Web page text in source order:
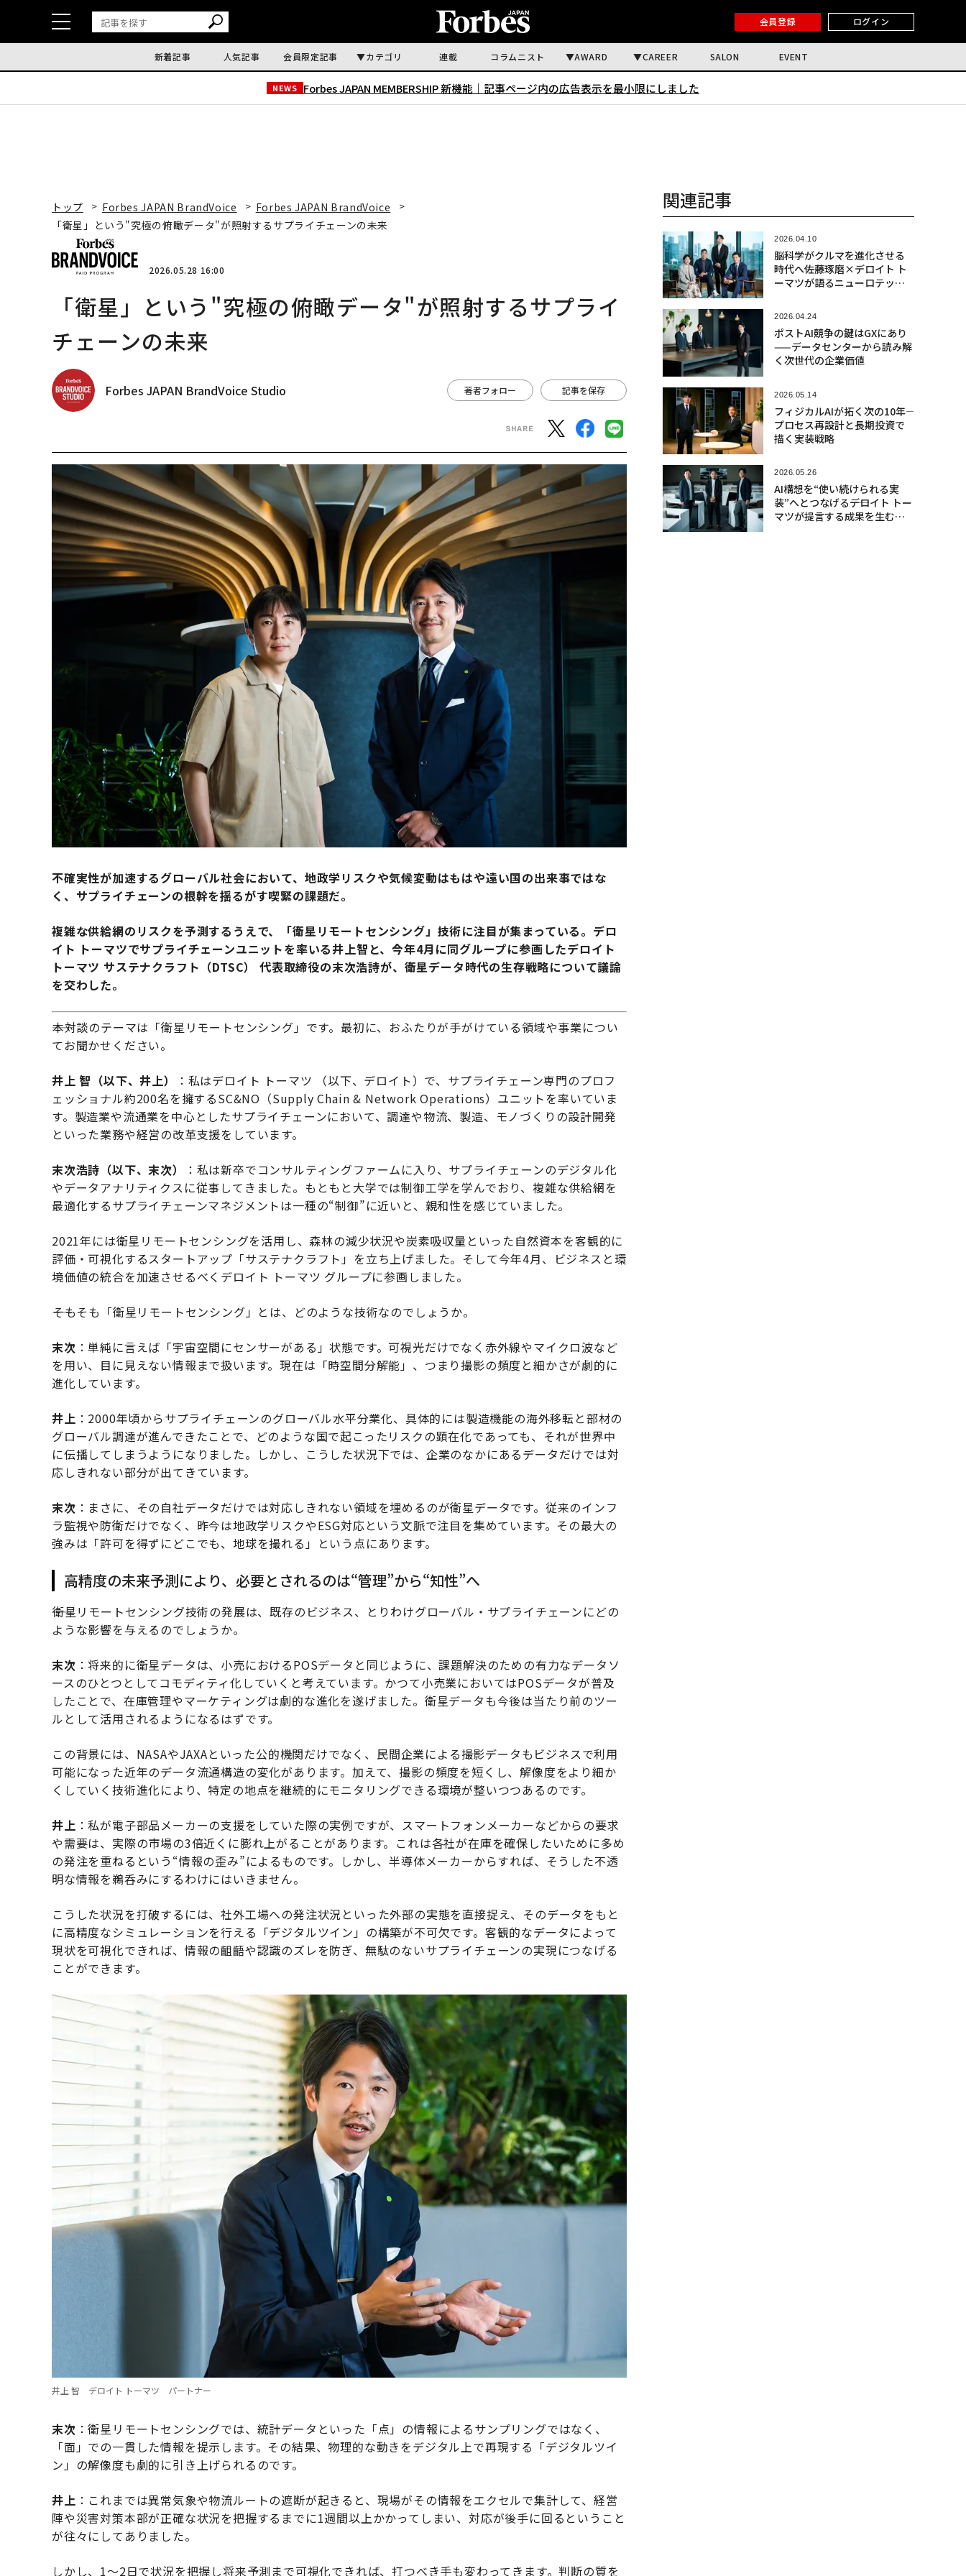
会員登録 ログイン
新着記事 人気記事 会員限定記事 カテゴリ 連載 コラムニスト AWARD CAREER SALON EVENT
NEWS Forbes JAPAN MEMBERSHIP 新機能｜ 記事ページ内の広告表示を最小限にしました
トップ Forbes JAPAN BrandVoice
Forbes JAPAN BrandVoice
「衛星」という"究極の俯瞰データ"が照射するサプライチェーンの未来
2026.05.28 16:00
「衛星」という"究極の俯瞰データ"が照射するサプライ
チェーンの未来
Forbes JAPAN BrandVoice Studio 著者フォロー 記事を保存
不確実性が加速するグローバル社会において、地政学リスクや気候変動はもはや遠い国の出来事ではな
く、サプライチェーンの根幹を揺るがす喫緊の課題だ。
複雑な供給網のリスクを予測するうえで、「衛星リモートセンシング」技術に注目が集まっている。デロ
イト トーマツでサプライチェーンユニットを率いる井上智と、今年4月に同グループに参画したデロイト
トーマツ サステナクラフト（DTSC） 代表取締役の末次浩詩が、衛星データ時代の生存戦略について議論
を交わした。
――本対談のテーマは「衛星リモートセンシング」です。最初に、おふたりが手がけている領域や事業につい
てお聞かせください。
井上 智（以下、井上）
：私はデロイト トーマツ （以下、デロイト）で、サプライチェーン専門のプロフ
ェッショナル約200名を擁するSC&NO（Supply Chain & Network Operations）ユニットを率いていま
す。製造業や流通業を中心としたサプライチェーンにおいて、調達や物流、製造、モノづくりの設計開発
といった業務や経営の改革支援をしています。
末次浩詩（以下、末次）
：私は新卒でコンサルティングファームに入り、サプライチェーンのデジタル化
やデータアナリティクスに従事してきました。もともと大学では制御工学を学んでおり、複雑な供給網を
最適化するサプライチェーンマネジメントは一種の“制御”に近いと、親和性を感じていました。
2021年には衛星リモートセンシングを活用し、森林の減少状況や炭素吸収量といった自然資本を客観的に
評価・可視化するスタートアップ「サステナクラフト」を立ち上げました。そして今年4月、ビジネスと環
境価値の統合を加速させるべくデロイト トーマツ グループに参画しました。
――そもそも「衛星リモートセンシング」とは、どのような技術なのでしょうか。
末次 ：単純に言えば「宇宙空間にセンサーがある」状態です。可視光だけでなく赤外線やマイクロ波など
を用い、目に見えない情報まで扱います。現在は「時空間分解能」、つまり撮影の頻度と細かさが劇的に
進化しています。
井上 ：2000年頃からサプライチェーンのグローバル水平分業化、具体的には製造機能の海外移転と部材の
グローバル調達が進んできたことで、どのような国で起こったリスクの顕在化であっても、それが世界中
に伝播してしまうようになりました。しかし、こうした状況下では、企業のなかにあるデータだけでは対
応しきれない部分が出てきています。
末次 ：まさに、その自社データだけでは対応しきれない領域を埋めるのが衛星データです。従来のインフ
ラ監視や防衛だけでなく、昨今は地政学リスクやESG対応という文脈で注目を集めています。その最大の
強みは「許可を得ずにどこでも、地球を撮れる」という点にあります。
高精度の未来予測により、必要とされるのは“管理”から“知性”へ
――衛星リモートセンシング技術の発展は、既存のビジネス、とりわけグローバル・サプライチェーンにどの
ような影響を与えるのでしょうか。
末次 ：将来的に衛星データは、小売におけるPOSデータと同じように、課題解決のための有力なデータソ
ースのひとつとしてコモディティ化していくと考えています。かつて小売業においてはPOSデータが普及
したことで、在庫管理やマーケティングは劇的な進化を遂げました。衛星データも今後は当たり前のツー
ルとして活用されるようになるはずです。
この背景には、NASAやJAXAといった公的機関だけでなく、民間企業による撮影データもビジネスで利用
可能になった近年のデータ流通構造の変化があります。加えて、撮影の頻度を短くし、解像度をより細か
くしていく技術進化により、特定の地点を継続的にモニタリングできる環境が整いつつあるのです。
井上 ：私が電子部品メーカーの支援をしていた際の実例ですが、スマートフォンメーカーなどからの要求
や需要は、実際の市場の3倍近くに膨れ上がることがあります。これは各社が在庫を確保したいために多め
の発注を重ねるという“情報の歪み”によるものです。しかし、半導体メーカーからすれば、そうした不透
明な情報を鵜呑みにするわけにはいきません。
こうした状況を打破するには、社外工場への発注状況といった外部の実態を直接捉え、そのデータをもと
に高精度なシミュレーションを行える「デジタルツイン」の構築が不可欠です。客観的なデータによって
現状を可視化できれば、情報の齟齬や認識のズレを防ぎ、無駄のないサプライチェーンの実現につなげる
ことができます。
井上 智 デロイト トーマツ パートナー
末次 ：衛星リモートセンシングでは、統計データといった「点」の情報によるサンプリングではなく、
「面」での一貫した情報を提示します。その結果、物理的な動きをデジタル上で再現する「デジタルツイ
ン」の解像度も劇的に引き上げられるのです。
井上 ：これまでは異常気象や物流ルートの遮断が起きると、現場がその情報をエクセルで集計して、経営
陣や災害対策本部が正確な状況を把握するまでに1週間以上かかってしまい、対応が後手に回るということ
が往々にしてありました。
しかし、1〜2日で状況を把握し将来予測まで可視化できれば、打つべき手も変わってきます。判断の質を
関連記事
2026.04.10
脳科学がクルマを進化させる
時代へ――佐藤琢磨×デロイト ト
ーマツが語るニューロテック
2026.04.24
ポストAI競争の鍵はGXにあり
——データセンターから読み解
く次世代の企業価値
2026.05.14
フィジカルAIが拓く次の10年――
プロセス再設計と長期投資で
描く実装戦略
2026.05.26
AI構想を“使い続けられる実
装”へとつなげる――デロイト トー
マツが提言する成果を生む「C